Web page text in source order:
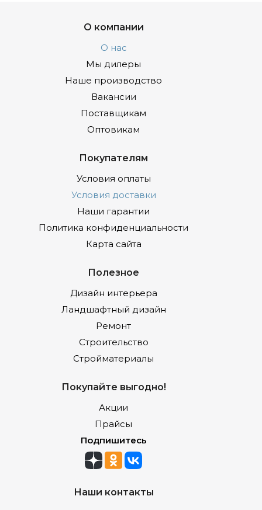
О компании
О нас
Мы дилеры
Наше производство
Вакансии
Поставщикам
Оптовикам
Покупателям
Условия оплаты
Условия доставки
Наши гарантии
Политика конфиденциальности
Карта сайта
Полезное
Дизайн интерьера
Ландшафтный дизайн
Ремонт
Строительство
Стройматериалы
Покупайте выгодно!
Акции
Прайсы
Подпишитесь
Наши контакты